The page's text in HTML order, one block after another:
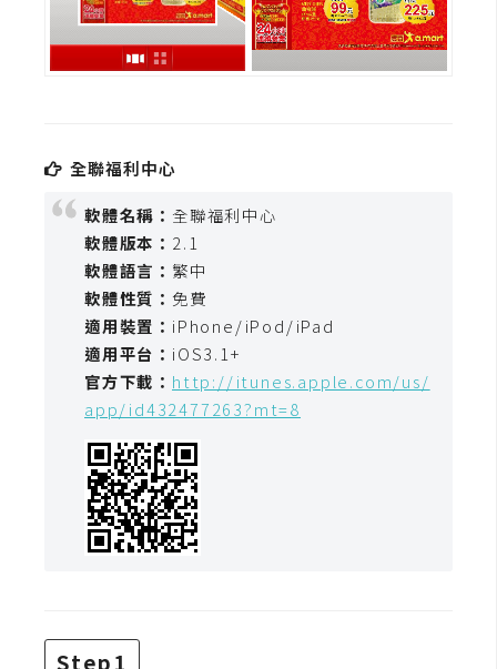
全聯福利中心
軟體名稱： 全聯福利中心
軟體版本： 2.1
軟體語言： 繁中
軟體性質： 免費
適用裝置： iPhone/iPod/iPad
適用平台： iOS3.1+
官方下載： http://itunes.apple.com/us/
app/id432477263?mt=8
Step1